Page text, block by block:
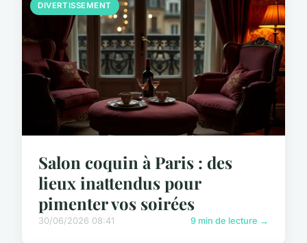
DIVERTISSEMENT
Salon coquin à Paris : des
lieux inattendus pour
pimenter vos soirées
30/06/2026 08:41 9 min de lecture →